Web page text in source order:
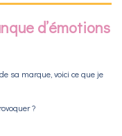
d’émotions
sa marque, voici ce que je
?